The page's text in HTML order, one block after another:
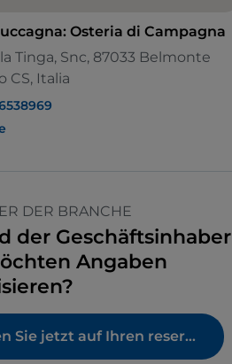
Osteria di Campagna
Tinga, Snc, 87033 Belmonte
CS, Italia
DER BRANCHE
der Geschäftsinhaber
Angaben
Greifen Sie jetzt auf Ihren reservierten Bereich zu